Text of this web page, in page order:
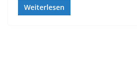
Weiterlesen